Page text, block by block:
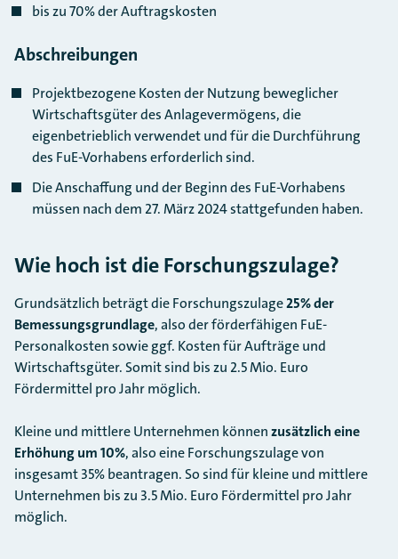
bis zu 70% der Auftragskosten
Abschreibungen
Projektbezogene Kosten der Nutzung beweglicher
Wirtschaftsgüter des Anlagevermögens, die
eigenbetrieblich verwendet und für die Durchführung
des FuE-Vorhabens erforderlich sind.
Die Anschaffung und der Beginn des FuE-Vorhabens
müssen nach dem 27. März 2024 stattgefunden haben.
Wie hoch ist die Forschungszulage?
Grundsätzlich beträgt die Forschungszulage25% der
Bemessungsgrundlage, also der förderfähigen FuE-
Personalkosten sowie ggf. Kosten für Aufträge und
Wirtschaftsgüter. Somit sind bis zu 2.5 Mio. Euro
Fördermittel pro Jahr möglich.
Kleine und mittlere Unternehmen könnenzusätzlich eine
Erhöhung um 10%, also eine Forschungszulage von
insgesamt 35% beantragen. So sind für kleine und mittlere
Unternehmen bis zu 3.5 Mio. Euro Fördermittel pro Jahr
möglich.